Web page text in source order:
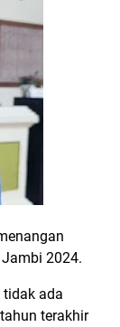
2024.
tidak ada
terakhir